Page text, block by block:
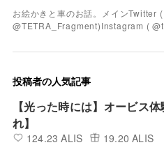
お絵かきと車のお話。メイン
@TETRA_Fragment)Instagram (
投稿者の人気記事
【光った時には】オービス
れ】
124.23 ALIS 19.20 ALIS